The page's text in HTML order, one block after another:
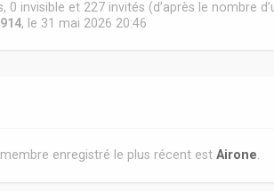
0 invisible et 227 invités (d’après le nombre
, le 31 mai 2026 20:46
membre enregistré le plus récent estAirone.